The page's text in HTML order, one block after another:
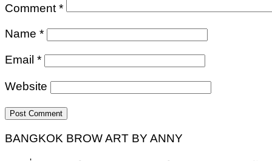
Comment *
Name *
Email *
Website
BANGKOK BROW ART BY ANNY